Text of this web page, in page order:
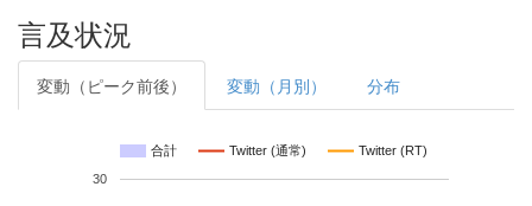
言及状況
変動（ピーク前後） 変動（月別） 分布
合計 Twitter (通常) Twitter (RT)
30